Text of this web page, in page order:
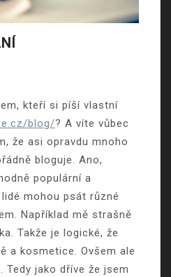
kteří si píší vlastní
blog/? A víte vůbec
že asi opravdu mnoho
bloguje. Ano,
populární a
mohou psát různé
Například mě strašně
Takže je logické, že
a kosmetice. Ovšem ale
Tedy jako dříve že jsem